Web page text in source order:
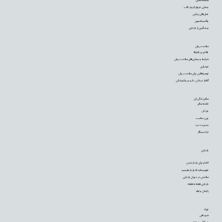
نوزاد
شیردهی
بارداری
اقدام برای باردار شدن
فهمیده‌اید که باردار هستید
سلامتی در دوران بارداری
بارداری هفته به هفته
زایمان و تولد
سالم زندگی کن
تغذیه سالم
ورزش
وزن مناسب
مدیریت درد
ترک سیگار
سلامت روان
علائم و رفتارها
شرایط و بیماری‌های سلامت روان
خودیاری
توصیه‌‌هایی برای سلامت روان
گفتار درمانی، دارو و روانپزشکی
بیماری عروق کرونر قلب
عمل‌های زیبایی
واکسیناسیون
پیشگیری از بارداری